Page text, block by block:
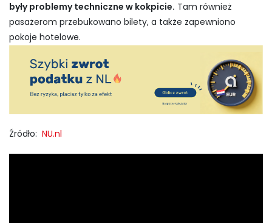
były problemy techniczne w kokpicie. Tam również
pasażerom przebukowano bilety, a także zapewniono
pokoje hotelowe.
Źródło: NU.nl